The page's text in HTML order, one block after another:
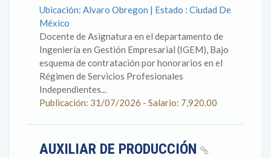
Ubicación: Alvaro Obregon | Estado : Ciudad De
México
Docente de Asignatura en el departamento de
Ingeniería en Gestión Empresarial (IGEM), Bajo
esquema de contratación por honorarios en el
Régimen de Servicios Profesionales
Independientes...
Publicación: 31/07/2026 - Salario: 7,920.00
AUXILIAR DE PRODUCCIÓN